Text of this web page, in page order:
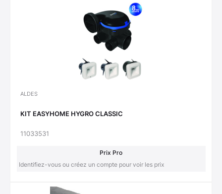
ALDES
KIT EASYHOME HYGRO CLASSIC
11033531
Prix Pro
Identifiez-vous ou créez un compte pour voir les prix